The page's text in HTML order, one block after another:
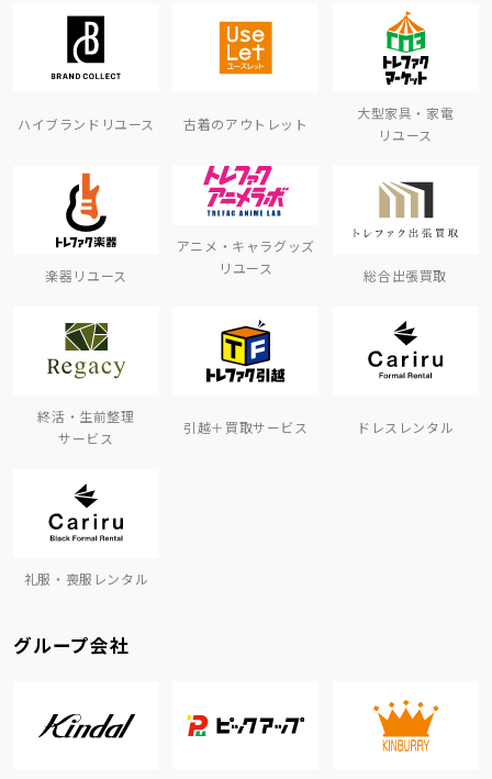
ハイブランドリユース 古着のアウトレット
大型家具・家電
リユース
楽器リユース
アニメ・キャラグッズ
リユース
総合出張買取
終活・生前整理
サービス
引越＋買取サービス ドレスレンタル
礼服・喪服レンタル
グループ会社